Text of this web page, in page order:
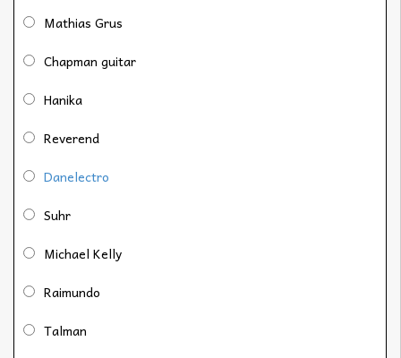
Mathias Grus
Chapman guitar
Hanika
Reverend
Danelectro
Suhr
Michael Kelly
Raimundo
Talman